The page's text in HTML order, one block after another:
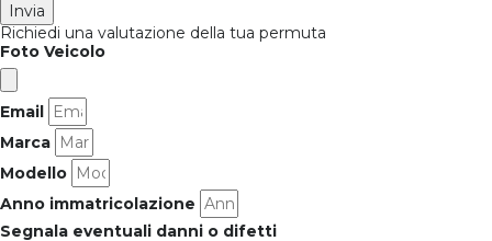
Invia
Richiedi una valutazione della tua permuta
Foto Veicolo
Email
Marca
Modello
Anno immatricolazione
Segnala eventuali danni o difetti